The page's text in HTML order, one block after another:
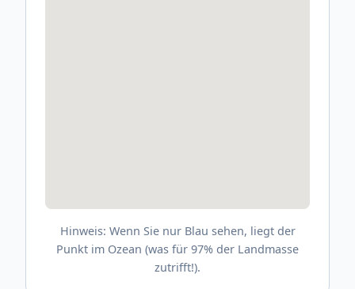
Hinweis: Wenn Sie nur Blau sehen, liegt der
Punkt im Ozean (was für 97% der Landmasse
zutrifft!).